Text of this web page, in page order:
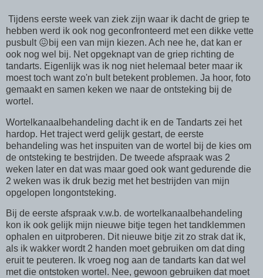
Tijdens eerste week van ziek zijn waar ik dacht de griep te
hebben werd ik ook nog geconfronteerd met een dikke vette
pusbult 😖bij een van mijn kiezen. Ach nee he, dat kan er
ook nog wel bij. Net opgeknapt van de griep richting de
tandarts. Eigenlijk was ik nog niet helemaal beter maar ik
moest toch want zo'n bult betekent problemen. Ja hoor, foto
gemaakt en samen keken we naar de ontsteking bij de
wortel.
Wortelkanaalbehandeling dacht ik en de Tandarts zei het
hardop. Het traject werd gelijk gestart, de eerste
behandeling was het inspuiten van de wortel bij de kies om
de ontsteking te bestrijden. De tweede afspraak was 2
weken later en dat was maar goed ook want gedurende die
2 weken was ik druk bezig met het bestrijden van mijn
opgelopen longontsteking.
Bij de eerste afspraak v.w.b. de wortelkanaalbehandeling
kon ik ook gelijk mijn nieuwe bitje tegen het tandklemmen
ophalen en uitproberen. Dit nieuwe bitje zit zo strak dat ik,
als ik wakker wordt 2 handen moet gebruiken om dat ding
eruit te peuteren. Ik vroeg nog aan de tandarts kan dat wel
met die ontstoken wortel. Nee, gewoon gebruiken dat moet